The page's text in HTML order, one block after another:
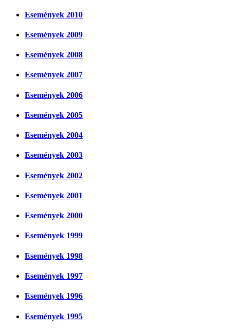
Események 2010
Események 2009
Események 2008
Események 2007
Események 2006
Események 2005
Események 2004
Események 2003
Események 2002
Események 2001
Események 2000
Események 1999
Események 1998
Események 1997
Események 1996
Események 1995